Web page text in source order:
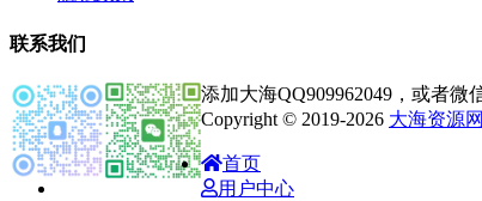
联系我们
添加大海QQ909962049，或者微
Copyright © 2019-2026 大海资源网
首页
用户中心